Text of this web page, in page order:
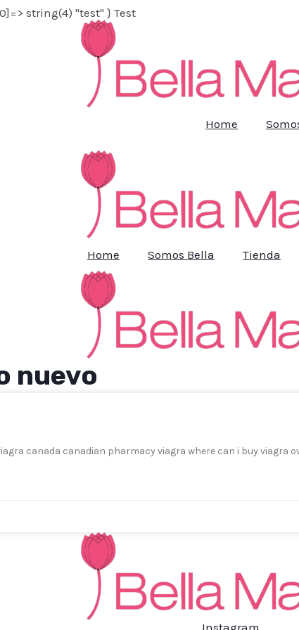
string(4) "test" } TestIr
Home
Home Somos Bella Tienda
nuevo
canada canadian pharmacy viagra where can i buy viagra
Instagram